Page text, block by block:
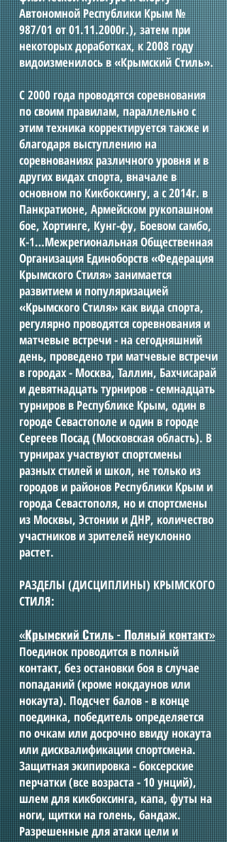
Автономной Республики Крым №
987/01 от01.11.2000г.), затем при
некоторых доработках, к 2008 году
видоизменилось в «Крымский Стиль».
С 2000 года проводятся соревнования
по своим правилам, параллельно с
этим техника корректируется также и
благодаря выступлению на
соревнованиях различного уровня и в
других видах спорта, вначале в
основном по Кикбоксингу, а с 2014г. в
Панкратионе, Армейском рукопашном
бое, Хортинге, Кунг-фу, Боевом самбо,
К-1…Межрегиональная Общественная
Организация Единоборств «Федерация
Крымского Стиля» занимается
развитием и популяризацией
«Крымского Стиля» как вида спорта,
регулярно проводятся соревнования и
матчевые встречи - на сегодняшний
день, проведено три матчевые встречи
в городах - Москва, Таллин, Бахчисарай
и девятнадцать турниров - семнадцать
турниров в Республике Крым, один в
городе Севастополе и один в городе
Сергеев Посад (Московская область). В
турнирах участвуют спортсмены
разных стилей и школ, не только из
городов и районов Республики Крым и
города Севастополя, но и спортсмены
из Москвы, Эстонии и ДНР, количество
участников и зрителей неуклонно
растет.
РАЗДЕЛЫ (ДИСЦИПЛИНЫ) КРЫМСКОГО
СТИЛЯ:
«Крымский Стиль - Полный контакт»
Поединок проводится в полный
контакт, без остановки боя в случае
попаданий (кроме нокдаунов или
нокаута). Подсчет балов - в конце
поединка, победитель определяется
по очкам или досрочно ввиду нокаута
или дисквалификации спортсмена.
Защитная экипировка - боксерские
перчатки (все возраста - 10 унций),
шлем для кикбоксинга, капа, футы на
ноги, щитки на голень, бандаж.
Разрешенные для атаки цели и